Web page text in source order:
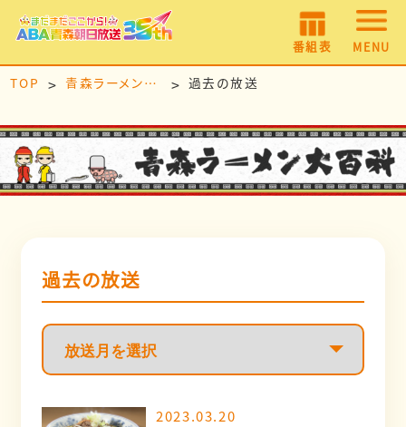
番組表 MENU
TOP 青森ラーメン大百科 過去の放送
過去の放送
2023.03.20